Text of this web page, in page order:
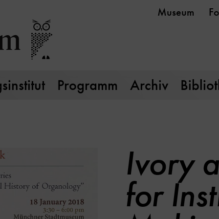
Museum
Programm Archiv
Ivory
for